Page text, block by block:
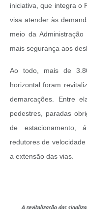
iniciativa, que integra o
visa atender às
meio da
mais segurança aos
Ao todo, mais de
horizontal foram
demarcações. Entre
pedestres, paradas
de estacionamento,
redutores de
a extensão das vias.
A revitalização das